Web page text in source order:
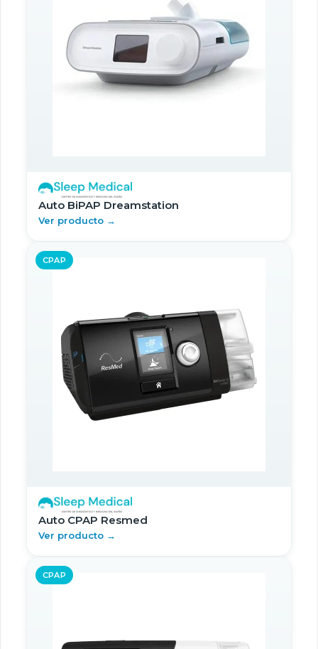
Auto BiPAP Dreamstation
Ver producto →
CPAP
Auto CPAP Resmed
Ver producto →
CPAP